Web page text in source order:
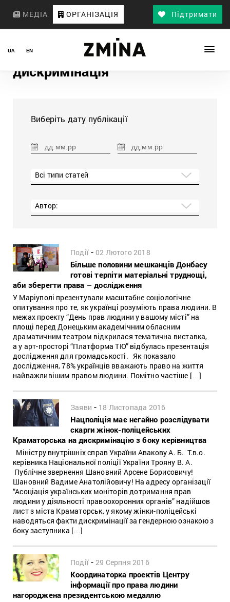
МЕДІА ОРГАНІЗАЦІЯ Підтримати
UA EN
дискримінація
Події - 02 Лютого 2018
Більше половини мешканців Донбасу
готові терпіти матеріальні труднощі,
аби зберегти права – дослідження
У Маріуполі презентували масштабне соціологічне
опитування про те, як українці розуміють права людини. В
межах проекту “День прав людини у вашому місті” на
площі перед Донецьким академічним обласним
драматичним театром відкрилася тематична виставка,
а у арт-просторі “Платформа ТЮ” відбулась презентація
дослідження для громадськості. Як показало
дослідження, 78% українців вважають право на життя
найважливішим правом людини. Помітно частіше […]
Заяви - 18 Листопада 2016
Нацполіція має негайно розслідувати
скарги жінок-поліцейських
Краматорська на дискримінацію з боку керівництва
Міністру внутрішніх справ України Авакову А. Б. Т.в.о.
керівника Національної поліції України Трояну В. А.
Публічне звернення Шановний Арсене Борисовичу!
Шановний Вадиме Анатолійовичу! На адресу організації
“Асоціація українських моніторів дотримання прав
людини у діяльності правоохоронних органів” надійшов
лист з міста Краматорськ, у якому жінки-поліцейські
наводяться факти дискримінації за гендерною ознакою з
боку заступника […]
Події - 29 Серпня 2016
Координаторка проектів Центру
інформації про права людини
нагороджена президентською медаллю
Виберіть дату публікації
Всі типи статей
Автор: